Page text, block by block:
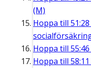
(M)
Hoppa till 51:28
Hoppa till 55:46
Hoppa till 58:11